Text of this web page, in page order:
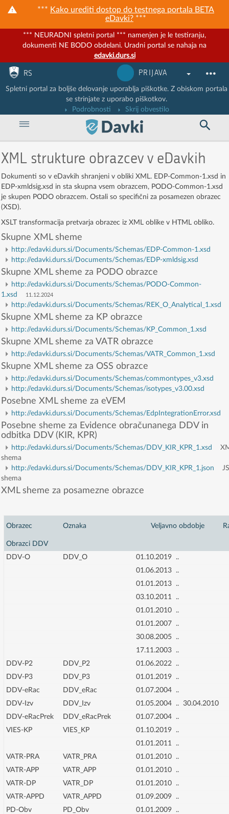
*** Kako urediti dostop do testnega portala BETA
eDavki? ***
*** NEURADNI spletni portal *** namenjen je le testiranju,
dokumenti NE BODO obdelani. Uradni portal se nahaja na
edavki.durs.si
Nadaljuj na vsebino
Nadaljuj na vsebino zaprtega portala
RS PRIJAVA
Spletni portal za boljše delovanje uporablja piškotke. Z obiskom portala
se strinjate z uporabo piškotkov.
Podrobnosti
Skrij obvestilo
XML strukture obrazcev v eDavkih
Dokumenti so v eDavkih shranjeni v obliki XML. EDP-Common-1.xsd in
EDP-xmldsig.xsd in sta skupna vsem obrazcem, PODO-Common-1.xsd
je skupen PODO obrazcem. Ostali so specifični za posamezen obrazec
(XSD).
XSLT transformacija pretvarja obrazec iz XML oblike v HTML obliko.
Skupne XML sheme
http://edavki.durs.si/Documents/Schemas/EDP-Common-1.xsd
http://edavki.durs.si/Documents/Schemas/EDP-xmldsig.xsd
Skupne XML sheme za PODO obrazce
http://edavki.durs.si/Documents/Schemas/PODO-Common-
1.xsd
11.12.2024
http://edavki.durs.si/Documents/Schemas/REK_O_Analytical_1.xsd
Skupne XML sheme za KP obrazce
http://edavki.durs.si/Documents/Schemas/KP_Common_1.xsd
Skupne XML sheme za VATR obrazce
http://edavki.durs.si/Documents/Schemas/VATR_Common_1.xsd
Skupne XML sheme za OSS obrazce
http://edavki.durs.si/Documents/Schemas/commontypes_v3.xsd
http://edavki.durs.si/Documents/Schemas/isotypes_v3.00.xsd
Posebne XML sheme za eVEM
http://edavki.durs.si/Documents/Schemas/EdpIntegrationError.xsd
Posebne sheme za Evidence obračunanega DDV in
odbitka DDV (KIR, KPR)
http://edavki.durs.si/Documents/Schemas/DDV_KIR_KPR_1.xsd
shema
http://edavki.durs.si/Documents/Schemas/DDV_KIR_KPR_1.json
shema
XML sheme za posamezne obrazce
Obrazec Oznaka Veljavno obdobje
Obrazci DDV
DDV-O
DDV_O 01.10.2019
..
01.06.2013
..
01.01.2013
..
03.10.2011
..
01.01.2010
..
01.01.2007
..
30.08.2005
..
17.11.2003
..
DDV-P2
DDV_P2 01.06.2022
..
DDV-P3
DDV_P3 01.01.2019
..
DDV-eRac
DDV_eRac 01.07.2004
..
DDV-Izv
DDV_Izv 01.05.2004 .. 30.04.2010
DDV-eRacPrek
DDV_eRacPrek 01.07.2004
..
VIES-KP
VIES_KP 01.10.2019
..
01.01.2011
..
VATR-PRA
VATR_PRA 01.01.2010
..
VATR-APP
VATR_APP 01.01.2010
..
VATR-DP
VATR_DP 01.01.2010
..
VATR-APPD
VATR_APPD 01.09.2009
..
PD-Obv
PD_Obv 01.01.2009
..